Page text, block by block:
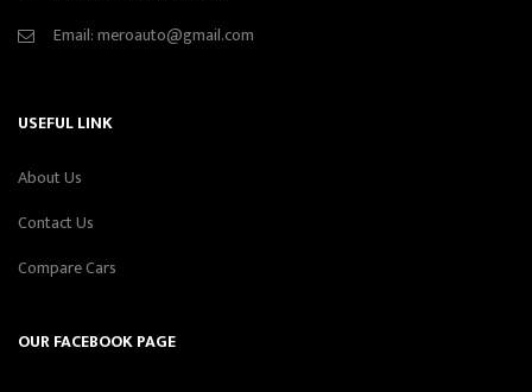
Email:meroauto@gmail.com
USEFUL LINK
About Us
Contact Us
Compare Cars
OUR FACEBOOK PAGE